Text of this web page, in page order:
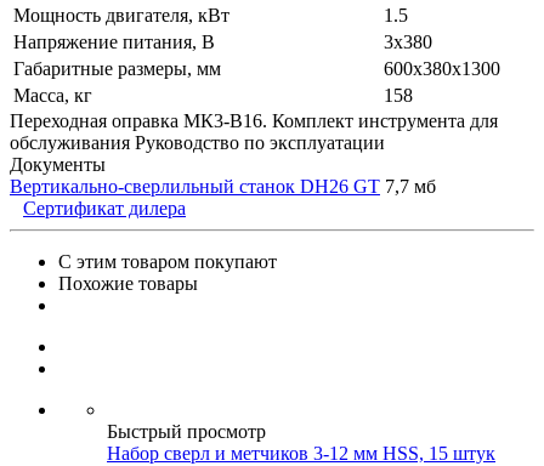
Мощность двигателя, кВт
1.5
Напряжение питания, В
3x380
Габаритные размеры, мм
600х380х1300
Масса, кг
158
Переходная оправка МК3-B16. Комплект инструмента для
обслуживания Руководство по эксплуатации
Документы
Вертикально-сверлильный станок DH26 GT 7,7 мб
Сертификат дилера
С этим товаром покупают
Похожие товары
Быстрый просмотр
Набор сверл и метчиков 3-12 мм HSS, 15 штук